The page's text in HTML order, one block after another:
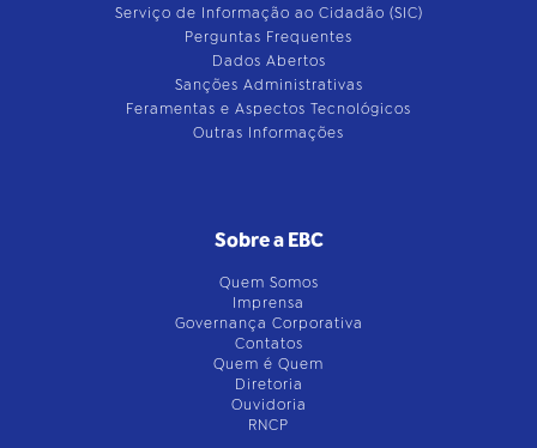
Serviço de Informação ao Cidadão (SIC)
Perguntas Frequentes
Dados Abertos
Sanções Administrativas
Feramentas e Aspectos Tecnológicos
Outras Informações
Sobre a EBC
Quem Somos
Imprensa
Governança Corporativa
Contatos
Quem é Quem
Diretoria
Ouvidoria
RNCP